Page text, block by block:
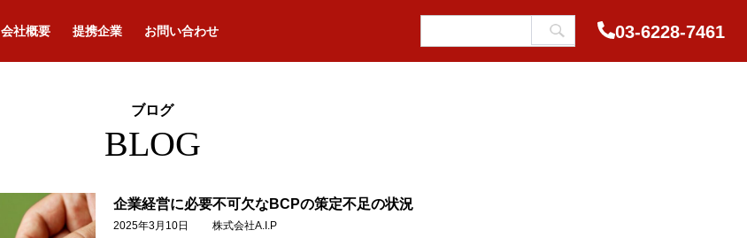
会社概要 提携企業 お問い合わせ 03-6228-7461
ブログ
BLOG
企業経営に必要不可欠なBCPの策定不足の状況
2025年3月10日 株式会社A.I.P